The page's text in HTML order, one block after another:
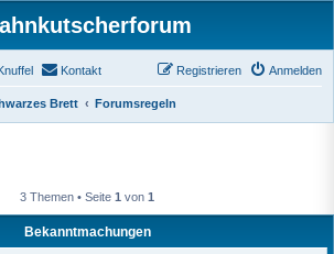
Kontakt Anmelden
Registrieren
Brett Forumsregeln
3 Themen • Seite 1 von 1
Bekanntmachungen